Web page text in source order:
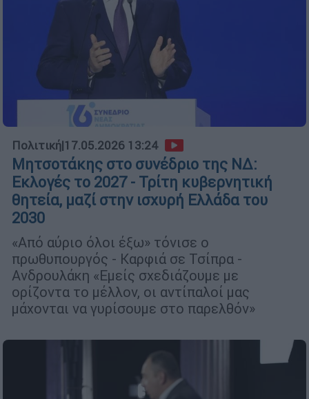
Πολιτική|17.05.2026 13:24
Μητσοτάκης στο συνέδριο της ΝΔ:
Εκλογές το 2027 - Τρίτη κυβερνητική
θητεία, μαζί στην ισχυρή Ελλάδα του
2030
«Από αύριο όλοι έξω» τόνισε ο
πρωθυπουργός - Καρφιά σε Τσίπρα -
Ανδρουλάκη «Εμείς σχεδιάζουμε με
ορίζοντα το μέλλον, οι αντίπαλοί μας
μάχονται να γυρίσουμε στο παρελθόν»